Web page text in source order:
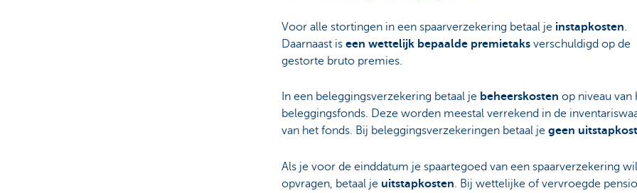
Voor alle stortingen in een spaarverzekering betaal je instapkosten.
Daarnaast is een wettelijk bepaalde premietaksverschuldigd op de
gestorte bruto premies.
In een beleggingsverzekering betaal je beheerskosten op niveau van
beleggingsfonds. Deze worden meestal verrekend in de
van het fonds. Bij beleggingsverzekeringen betaal je geen
Als je voor de einddatum je spaartegoed van een spaarverzekering
opvragen, betaal je uitstapkosten . Bij wettelijke of vervroegde